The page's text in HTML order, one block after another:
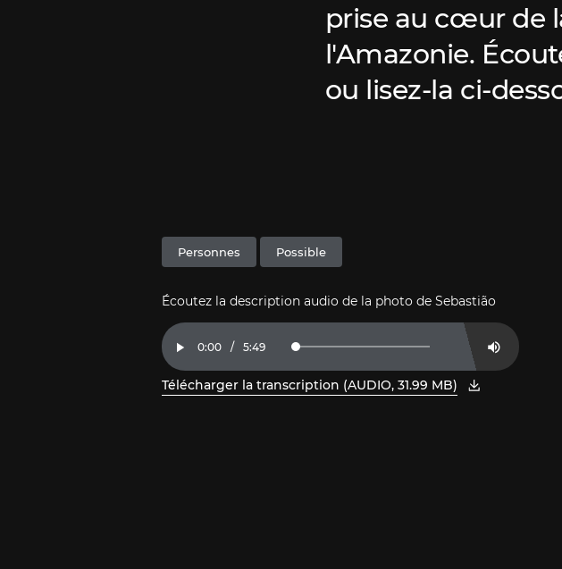
prise au cœur de
l'Amazonie.
ou lisez-la ci-
Personnes Possible
Écoutez la description audio de la photo de Sebastião
Play Mute
Current
0:00 / Duration
5:49 Loaded:
Télécharger la transcription (AUDIO, 31.99 MB)
, ouvrez le PDF dans une nouvelle fenêtre.